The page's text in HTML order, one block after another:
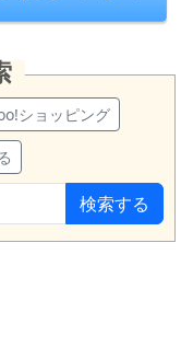
ショッピング
検索する